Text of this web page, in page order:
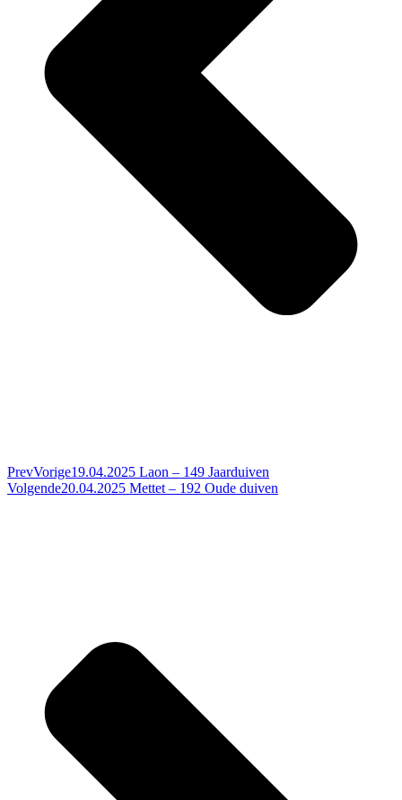
PrevVorige19.04.2025 Laon – 149 Jaarduiven
Volgende20.04.2025 Mettet – 192 Oude duiven